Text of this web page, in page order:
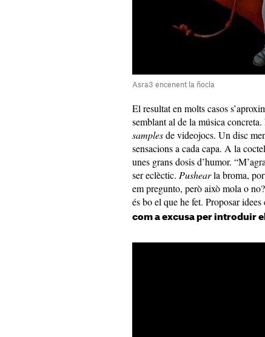
Asra3 encenent la ñocla
El resultat en molts casos
semblant al de la música
samplesde videojocs. Un disc
sensacions a cada capa. A la
unes grans dosis d’humor.
ser eclèctic. Pushearla broma,
em pregunto, però això mola o
és bo el que he fet. Proposar
com a excusa per introduir